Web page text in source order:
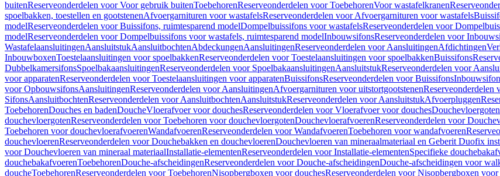
buitenReserveonderdelen voor Voor gebruik buitenToebehorenReserveonderdelen voor ToebehorenVoor wastafelkranen
spoelbakken, toestellen en gootstenenAfvoergarnituren voor wastafelsReserveonderdelen voor Afvoergarnituren voor wastafels
modelReserveonderdelen voor Buissifons, ruimtesparend modelDompelbuissifons voor wastafelsReserveonderdelen voor
modelReserveonderdelen voor Dompelbuissifons voor wastafels, ruimtesparend modelInbouwsifonsReserveonderdelen voor
WastafelaansluitingenAansluitstukAansluitbochtenAbdeckungenAansluitingenReserveonderdelen voor AansluitingenAfdichtingen
InbouwboxenToestelaansluitingen voor spoelbakkenReserveonderdelen voor Toestelaansluitingen voor spoelbakkenBuissifons
DubbelkamersifonsSpoelbakaansluitingenReserveonderdelen voor SpoelbakaansluitingenAansluitstukReserveonderdelen voor
voor apparatenReserveonderdelen voor Toestelaansluitingen voor apparatenBuissifonsReserveonderdelen voor Buissifons
voor OpbouwsifonsAansluitingenReserveonderdelen voor AansluitingenAfvoergarnituren voor uitstortgootstenenReserveonderdelen
SifonsAansluitbochtenReserveonderdelen voor AansluitbochtenAansluitstukReserveonderdelen voor AansluitstukAfvoerpluggen
ToebehorenDouches en badenDoucheVloerafvoer voor douchesReserveonderdelen voor Vloerafvoer voor douchesDouchevloergoten
douchevloergotenReserveonderdelen voor Toebehoren voor douchevloergotenDouchevloerafvoerenReserveonderdelen voor
Toebehoren voor douchevloerafvoerenWandafvoerenReserveonderdelen voor WandafvoerenToebehoren voor wandafvoeren
douchevloerenReserveonderdelen voor Douchebakken en douchevloerenDouchevloeren van mineraalmateriaal en Geberit Duofix
voor Douchevloeren van mineraal materiaalInstallatie-elementenReserveonderdelen voor Installatie-elementenSpecifieke
douchebakafvoerenToebehorenDouche-afscheidingenReserveonderdelen voor Douche-afscheidingenDouche-afscheidingen voor
doucheToebehorenReserveonderdelen voor ToebehorenNisopbergboxen voor douchesReserveonderdelen voor Nisopbergboxen voor